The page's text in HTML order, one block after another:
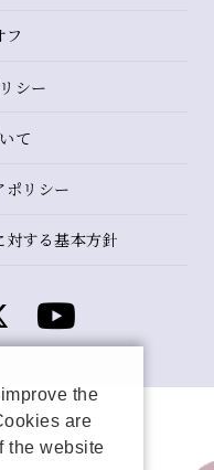
フ
シー
て
ポリシー
対する基本方針
the
are
the website